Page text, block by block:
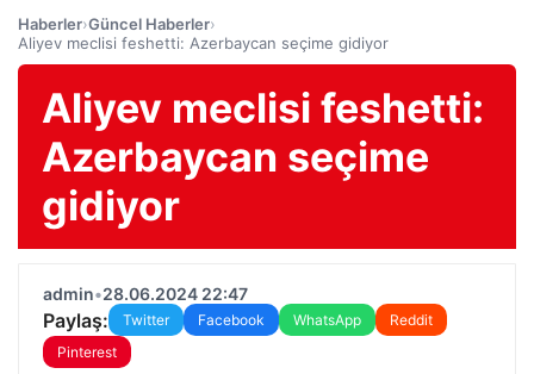
Haberler›Güncel Haberler›
Aliyev meclisi feshetti: Azerbaycan seçime gidiyor
Aliyev meclisi feshetti:
Azerbaycan seçime
gidiyor
admin•28.06.2024 22:47
Paylaş: Twitter Facebook WhatsApp
Reddit
Pinterest